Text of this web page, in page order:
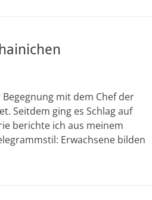
mit dem Chef der
Seitdem ging es Schlag auf
berichte ich aus meinem
Erwachsene bilden